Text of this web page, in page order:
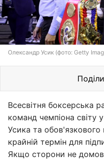
Олександр Усик (фото: Getty
Всесвітня боксерська
команд чемпіона світу
Усика та обов'язкового
крайній термін для
Якщо сторони не